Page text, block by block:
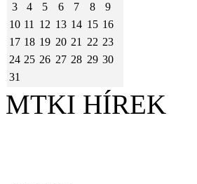
3
4 5 6 7 8
9
10 11 12 13 14 15 16
17 18 19 20 21 22 23
24 25 26 27 28 29 30
31
MTKI HÍREK